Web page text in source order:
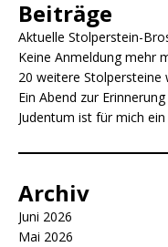
o
o
k
p
p
Beiträge
Aktuelle Stolperstein-
Keine Anmeldung mehr
20 weitere Stolpersteine
Ein Abend zur
Judentum ist für mich
Archiv
Juni 2026
Mai 2026